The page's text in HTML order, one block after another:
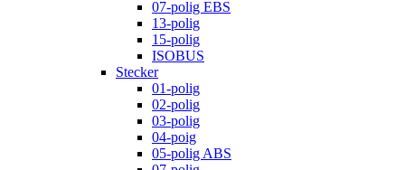
07-polig EBS
13-polig
15-polig
ISOBUS
Stecker
01-polig
02-polig
03-polig
04-poig
05-polig ABS